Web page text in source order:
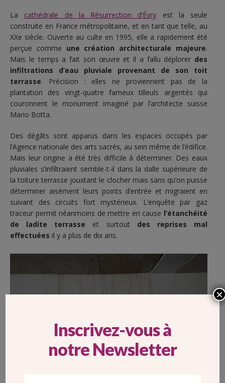
La cathédrale de la Résurrection d’Évry est la seule
construite en France métropolitaine, et en tant que telle, au
XXe siècle. Ouverte au culte en 1995, elle a rapidement été
perçue comme une création architecturale majeure.
Mais le temps a fait son œuvre et il a fallu déplorer des
infiltrations d’eau pluviale provenant de son toit
terrasse. Précision : elles ne proviennent pas de la
plantation des vingt-quatre fameux tilleuls argentés qui
couronnent le monument imaginé par l’architecte suisse
Mario Botta.
Des dégâts sont apparus dans les espaces occupés par
l’Agence nationale des arts sacrés, au sein même de l’édifice.
Mais leur origine a été très difficile à déterminer. Des eaux
pluviales s’infiltraient semble-t-il dans la dalle supérieure de
la toiture terrasse jouxtant le clocher mais sans qu’on puisse
déterminer aisément leurs points d’entrée et migraient en
suivant des circuits fort mystérieux. L’enquête par gaz
traceur permit néanmoins de mettre en cause l’étanchéité
de ladite terrasse et surtout des reprises mal
effectuées il y a plus de dix ans.
Inscrivez-vous à
notre Newsletter
×